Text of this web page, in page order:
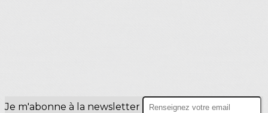
Je m'abonne à la newsletter